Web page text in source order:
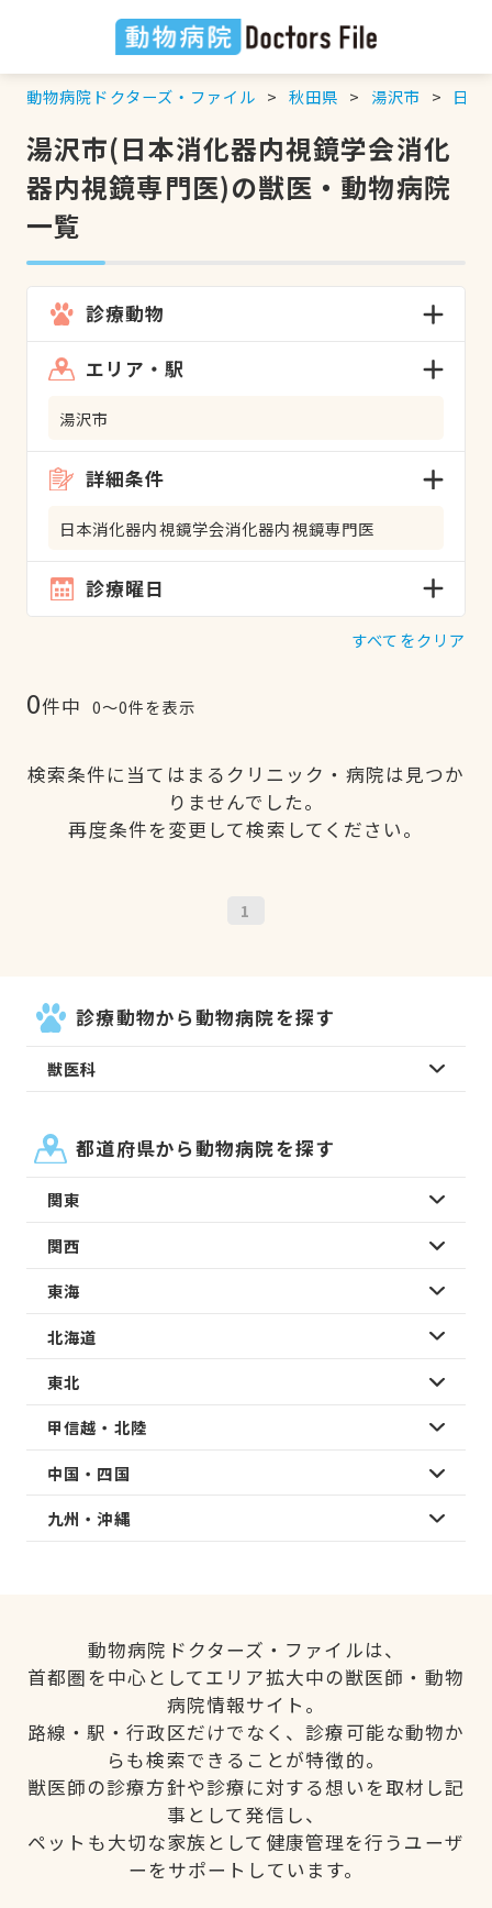
動物病院ドクターズ・ファイル 秋田県 湯沢市 日
湯沢市(日本消化器内視鏡学会消化
器内視鏡専門医)の獣医・動物病院
一覧
診療動物
エリア・駅
湯沢市
詳細条件
日本消化器内視鏡学会消化器内視鏡専門医
診療曜日
すべてをクリア
0件中 0〜0件を表示
検索条件に当てはまるクリニック・病院は見つか
りませんでした。
再度条件を変更して検索してください。
1
診療動物から動物病院を探す
獣医科
都道府県から動物病院を探す
関東
関西
東海
北海道
東北
甲信越・北陸
中国・四国
九州・沖縄
動物病院ドクターズ・ファイルは、
首都圏を中心としてエリア拡大中の獣医師・動物
病院情報サイト。
路線・駅・行政区だけでなく、診療可能な動物か
らも検索できることが特徴的。
獣医師の診療方針や診療に対する想いを取材し記
事として発信し、
ペットも大切な家族として健康管理を行うユーザ
ーをサポートしています。